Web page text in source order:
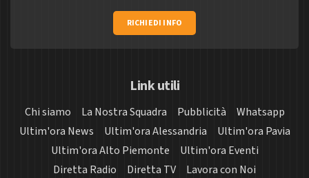
RICHIEDI INFO
Link utili
Chi siamo La Nostra Squadra Pubblicità
Whatsapp
Ultim'ora News
Ultim'ora Alessandria
Ultim'ora Pavia
Ultim'ora Alto Piemonte
Ultim'ora Eventi
Diretta Radio
Diretta TV Lavora con Noi